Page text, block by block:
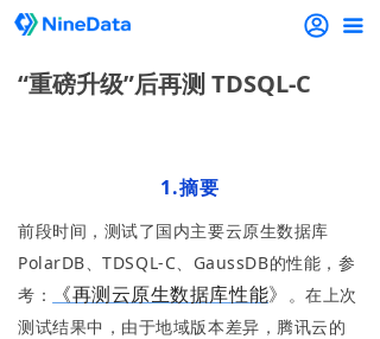
끀
“重磅升级”后再测 TDSQL-C
1.摘要
前段时间，测试了国内主要云原生数据库
PolarDB、TDSQL-C、GaussDB的性能，参
考：
《再测云原生数据库性能》 。在上次
测试结果中，由于地域版本差异，腾讯云的